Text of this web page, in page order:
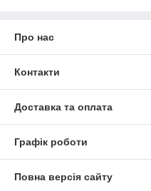
Про нас
Контакти
Доставка та оплата
Графік роботи
Повна версія сайту